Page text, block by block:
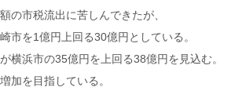
の市税流出に苦しんできたが、
市を1億円上回る30億円としている。
横浜市の35億円を上回る38億円を見込む。
加を目指している。